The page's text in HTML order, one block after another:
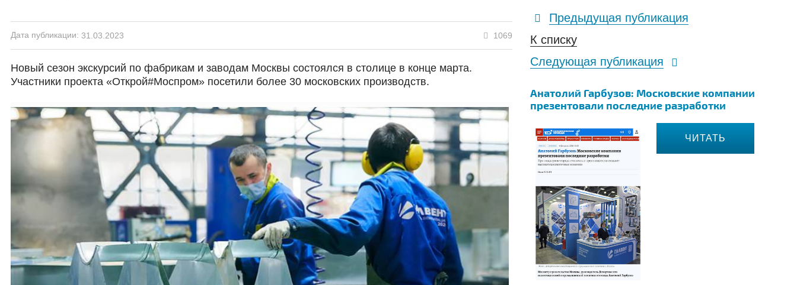
Дата публикации: 31.03.2023 1069
Новый сезон экскурсий по фабрикам и заводам Москвы состоялся в столице в конце марта.
Участники проекта «Открой#Моспром» посетили более 30 московских производств.
Предыдущая публикация
К списку
Следующая публикация
Анатолий Гарбузов: Московские компании
презентовали последние разработки
ЧИТАТЬ